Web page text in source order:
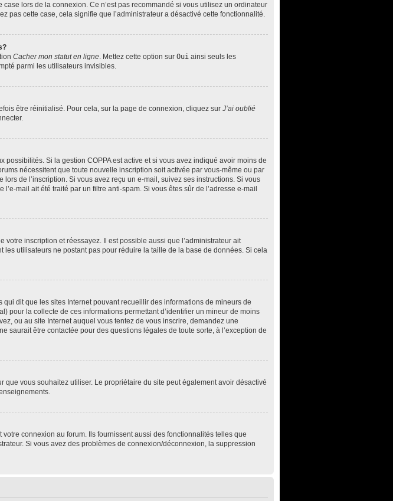
lors de la connexion. Ce n’est pas recommandé si vous utilisez un ordinateur
pas cette case, cela signifie que l’administrateur a désactivé cette fonctionnalité.
Cacher mon statut en ligne. Mettez cette option sur Oui ainsi seuls les
parmi les utilisateurs invisibles.
être réinitialisé. Pour cela, sur la page de connexion, cliquez sur J’ai oublié
possibilités. Si la gestion COPPA est active et si vous avez indiqué avoir moins de
nécessitent que toute nouvelle inscription soit activée par vous-même ou par
de l’inscription. Si vous avez reçu un e-mail, suivez ses instructions. Si vous
mail ait été traité par un filtre anti-spam. Si vous êtes sûr de l’adresse e-mail
votre inscription et réessayez. Il est possible aussi que l’administrateur ait
utilisateurs ne postant pas pour réduire la taille de la base de données. Si cela
dit que les sites Internet pouvant recueillir des informations de mineurs de
pour la collecte de ces informations permettant d’identifier un mineur de moins
ou au site Internet auquel vous tentez de vous inscrire, demandez une
saurait être contactée pour des questions légales de toute sorte, à l’exception de
que vous souhaitez utiliser. Le propriétaire du site peut également avoir désactivé
connexion au forum. Ils fournissent aussi des fonctionnalités telles que
Si vous avez des problèmes de connexion/déconnexion, la suppression